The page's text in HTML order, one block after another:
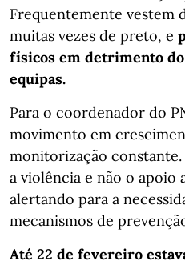
Frequentemente vestem
muitas vezes de preto, e
físicos em detrimento do
equipas.
Para o coordenador do
movimento em
monitorização constante.
a violência e não o apoio
alertando para a
mecanismos de
Até 22 de fevereiro